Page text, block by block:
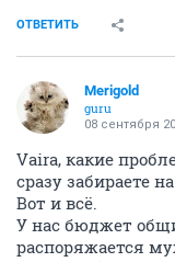
ОТВЕТИТЬ
Merigold
guru
08 сентября
Vaira, какие
сразу забираете
Вот и всё.
У нас бюджет
распоряжается